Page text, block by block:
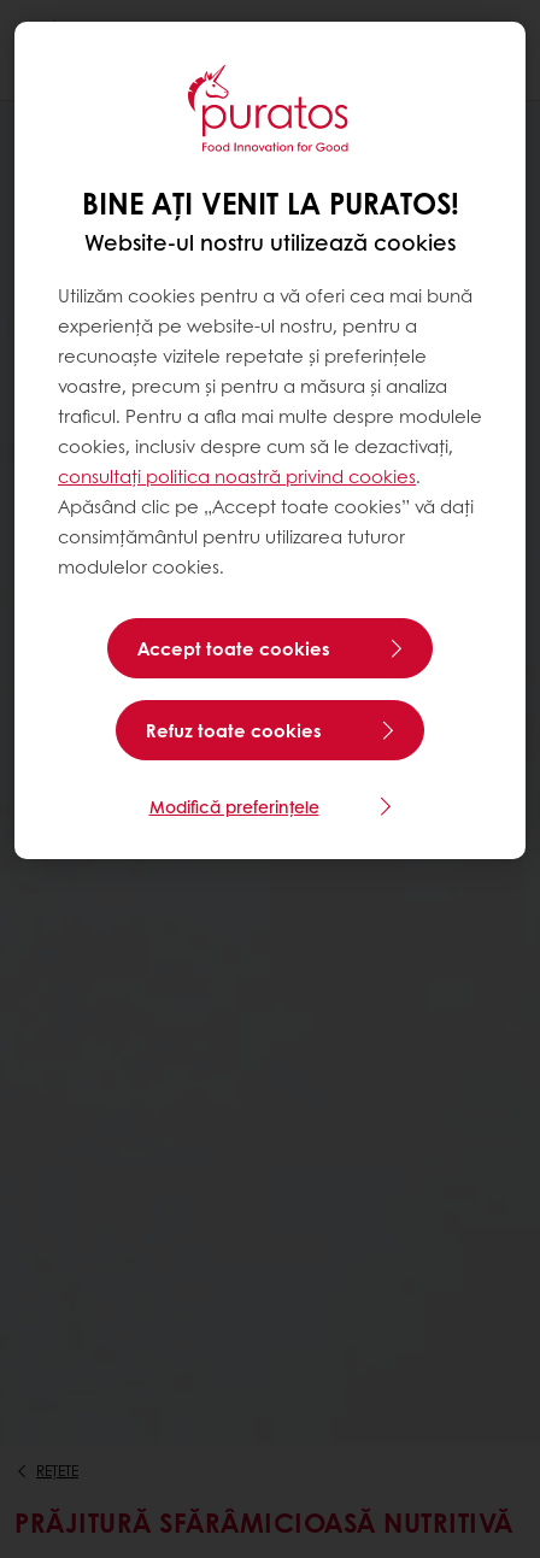
REȚETE
PRĂJITURĂ SFĂRÂMICIOASĂ NUTRITIVĂ
BINE AȚI VENIT LA PURATOS!
Website-ul nostru utilizează cookies
Utilizăm cookies pentru a vă oferi cea mai bună
experiență pe website-ul nostru, pentru a
recunoaște vizitele repetate și preferințele
voastre, precum și pentru a măsura și analiza
traficul. Pentru a afla mai multe despre modulele
cookies, inclusiv despre cum să le dezactivați,
consultați politica noastră privind cookies.
Apăsând clic pe „Accept toate cookies” vă dați
consimțământul pentru utilizarea tuturor
modulelor cookies.
Accept toate cookies
Refuz toate cookies
Modifică preferințele